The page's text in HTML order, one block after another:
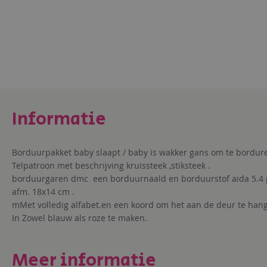
Borduurpakket baby slaapt / baby is wakker gans om te
Telpatroon met beschrijving kruissteek ,stiksteek .
borduurgaren dmc een borduurnaald en borduurstof aida 5.4
afm. 18x14 cm .
mMet volledig alfabet.en een koord om het aan de deur te
In Zowel blauw als roze te maken.
Meer informatie